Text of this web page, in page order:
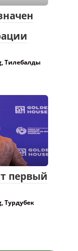
Тилебалды
первый
Турдубек